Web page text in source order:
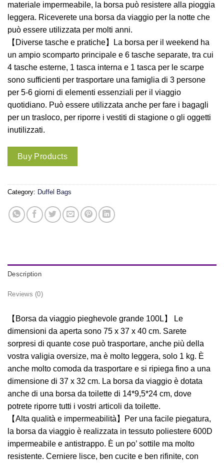
materiale impermeabile, la borsa può resistere alla pioggia
leggera. Riceverete una borsa da viaggio per la notte che
può essere utilizzata per molti anni.
【Diverse tasche e pratiche】La borsa per il weekend ha
un ampio scomparto principale e 6 tasche separate, tra cui
4 tasche esterne, 1 tasca interna e 1 tasca per le scarpe
sono sufficienti per trasportare una famiglia di 3 persone
per 5-6 giorni di elementi essenziali per il viaggio
quotidiano. Può essere utilizzata anche per fare i bagagli
per un trasloco, per riporre i vestiti di stagione o gli oggetti
inutilizzati.
Buy Products
Category: Duffel Bags
Description
Reviews (0)
【Borsa da viaggio pieghevole grande 100L】 Le
dimensioni da aperta sono 75 x 37 x 40 cm. Sarete
sorpresi di quante cose può trasportare, anche più della
vostra valigia oversize, ma è molto leggera, solo 1 kg. È
anche molto comoda da trasportare e si ripiega fino a una
dimensione di 37 x 32 cm. La borsa da viaggio è dotata
anche di una borsa da toilette di 14*9,5*24 cm, dove
potrete riporre tutti i vostri articoli da toilette.
【Alta qualità e impermeabilità】Per una facile piegatura,
la borsa da viaggio è realizzata in tessuto poliestere 600D
impermeabile e antistrappo. È un po’ sottile ma molto
resistente. Cerniere lisce, ben cucite e ben rifinite, con